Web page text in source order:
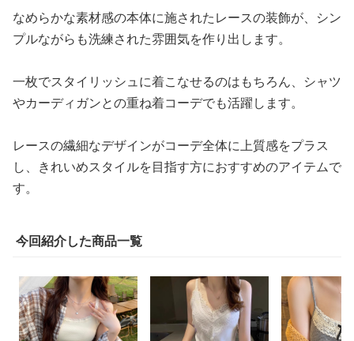
なめらかな素材感の本体に施されたレースの装飾が、シン
プルながらも洗練された雰囲気を作り出します。
一枚でスタイリッシュに着こなせるのはもちろん、シャツ
やカーディガンとの重ね着コーデでも活躍します。
レースの繊細なデザインがコーデ全体に上質感をプラス
し、きれいめスタイルを目指す方におすすめのアイテムで
す。
今回紹介した商品一覧